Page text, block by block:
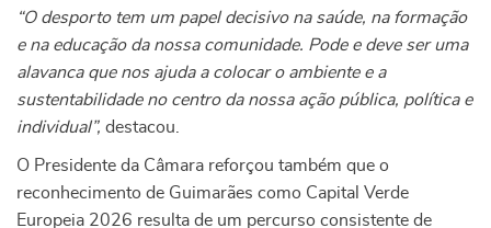
“O desporto tem um papel decisivo na saúde, na formação
e na educação da nossa comunidade. Pode e deve ser uma
alavanca que nos ajuda a colocar o ambiente e a
sustentabilidade no centro da nossa ação pública, política e
individual”, destacou.
O Presidente da Câmara reforçou também que o
reconhecimento de Guimarães como Capital Verde
Europeia 2026 resulta de um percurso consistente de